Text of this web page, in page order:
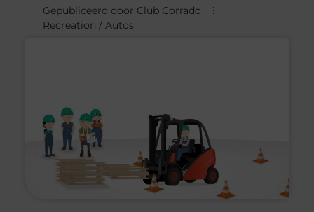
Gepubliceerd door Club Corrado
Recreation / Autos